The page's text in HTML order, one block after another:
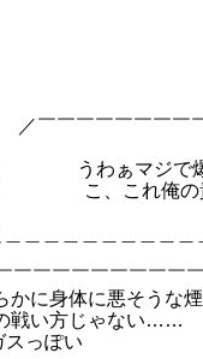
￣￣
発
ねぇ
＿＿＿
￣￣￣￣
そうな
じゃな
っ